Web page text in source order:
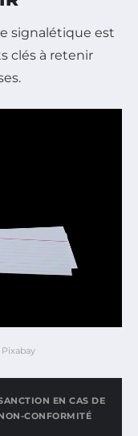
signalétique est
clés à retenir
EN CAS DE
CONFORMITÉ